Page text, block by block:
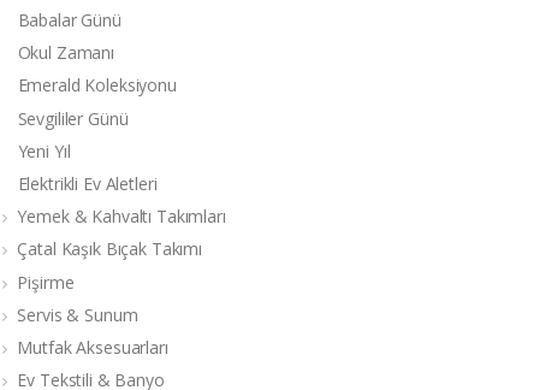
Babalar Günü
Okul Zamanı
Emerald Koleksiyonu
Sevgililer Günü
Yeni Yıl
Elektrikli Ev Aletleri
Yemek & Kahvaltı Takımları
Çatal Kaşık Bıçak Takımı
Pişirme
Servis & Sunum
Mutfak Aksesuarları
Ev Tekstili & Banyo